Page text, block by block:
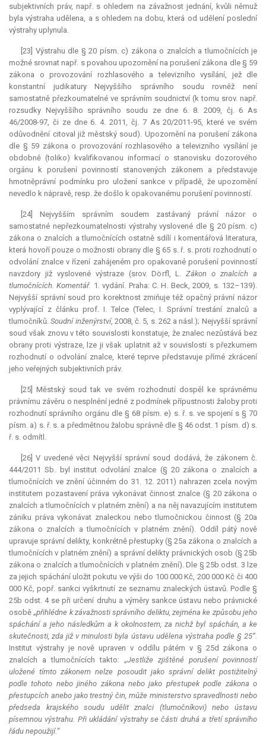
subjektivních práv, např. s ohledem na závažnost jednání, kvůli němuž
byla výstraha udělena, a s ohledem na dobu, která od udělení poslední
výstrahy uplynula.
[23] Výstrahu dle § 20 písm. c) zákona o znalcích a tlumočnících je
možné srovnat např. s povahou upozornění na porušení zákona dle § 59
zákona o provozování rozhlasového a televizního vysílání, jež dle
konstantní judikatury Nejvyššího správního soudu rovněž není
samostatně přezkoumatelné ve správním soudnictví (k tomu srov. např.
rozsudky Nejvyššího správního soudu ze dne 6. 8. 2009, čj. 6 As
46/2008-97, či ze dne 6. 4. 2011, čj. 7 As 20/2011-95, které ve svém
odůvodnění citoval již městský soud). Upozornění na porušení zákona
dle § 59 zákona o provozování rozhlasového a televizního vysílání je
obdobně (toliko) kvalifikovanou informací o stanovisku dozorového
orgánu k porušení povinností stanovených zákonem a představuje
hmotněprávní podmínku pro uložení sankce v případě, že upozornění
nevedlo k nápravě, resp. že došlo k opakovanému porušení povinností.
[24] Nejvyšším správním soudem zastávaný právní názor o
samostatné nepřezkoumatelnosti výstrahy vyslovené dle § 20 písm. c)
zákona o znalcích a tlumočnících ostatně sdílí i komentářová literatura,
která hovoří pouze o možnosti obrany dle § 65 s. ř. s. proti rozhodnutí o
odvolání znalce v řízení zahájeném pro opakované porušení povinností
navzdory již vyslovené výstraze (srov. Dörfl, L.Zákon o znalcích a
tlumočnících. Komentář. 1. vydání. Praha: C. H. Beck, 2009, s. 132–139).
Nejvyšší správní soud pro korektnost zmiňuje též opačný právní názor
vyplývající z článku prof. I. Telce (Telec, I. Správní trestání znalců a
tlumočníků.Soudní inženýrství, 2008, č. 5, s. 262 a násl.); Nejvyšší správní
soud však znovu v této souvislosti konstatuje, že znalec nezůstává bez
obrany proti výstraze, lze ji však uplatnit až v souvislosti s přezkumem
rozhodnutí o odvolání znalce, které teprve představuje přímé zkrácení
jeho veřejných subjektivních práv.
[25] Městský soud tak ve svém rozhodnutí dospěl ke správnému
právnímu závěru o nesplnění jedné z podmínek přípustnosti žaloby proti
rozhodnutí správního orgánu dle § 68 písm. e) s. ř. s. ve spojení s § 70
písm. a) s. ř. s. a předmětnou žalobu správně dle § 46 odst. 1 písm. d) s.
ř. s. odmítl.
[26] V uvedené věci Nejvyšší správní soud dodává, že zákonem č.
444/2011 Sb. byl institut odvolání znalce (§ 20 zákona o znalcích a
tlumočnících ve znění účinném do 31. 12. 2011) nahrazen zcela novým
institutem pozastavení práva vykonávat činnost znalce (§ 20 zákona o
znalcích a tlumočnících v platném znění) a na něj navazujícím institutem
zániku práva vykonávat znaleckou nebo tlumočnickou činnost (§ 20a
zákona o znalcích a tlumočnících v platném znění). Oddíl pátý nově
upravuje správní delikty, konkrétně přestupky (§ 25a zákona o znalcích a
tlumočnících v platném znění) a správní delikty právnických osob (§ 25b
zákona o znalcích a tlumočnících v platném znění). Dle § 25b odst. 3 lze
za jejich spáchání uložit pokutu ve výši do 100 000 Kč, 200 000 Kč či 400
000 Kč, popř. sankci vyškrtnutí ze seznamu znaleckých ústavů. Podle §
25b odst. 4 se při určení druhu a výměry sankce ústavu nebo právnické
osobě „přihlédne k závažnosti správního deliktu, zejména ke způsobu jeho
spáchání a jeho následkům a k okolnostem, za nichž byl spáchán, a ke
skutečnosti, zda již v minulosti byla ústavu udělena výstraha podle § 25“.
Institut výstrahy je nově upraven v oddílu pátém v § 25d zákona o
znalcích a tlumočnících takto: „Jestliže zjištěné porušení povinností
uložené tímto zákonem nelze posoudit jako správní delikt postižitelný
podle tohoto nebo jiného zákona nebo jako přestupek podle zákona o
přestupcích anebo jako trestný čin, může ministerstvo spravedlnosti nebo
předseda krajského soudu udělit znalci (tlumočníkovi) nebo ústavu
písemnou výstrahu. Při ukládání výstrahy se části druhá a třetí správního
řádu nepoužijí.“